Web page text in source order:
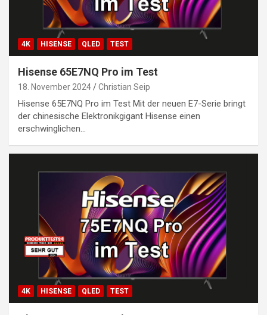
4K HISENSE QLED TEST
Hisense 65E7NQ Pro im Test
18. November 2024 Christian Seip
Hisense 65E7NQ Pro im Test Mit der neuen E7-Serie bringt
der chinesische Elektronikgigant Hisense einen
erschwinglichen…
4K HISENSE QLED TEST